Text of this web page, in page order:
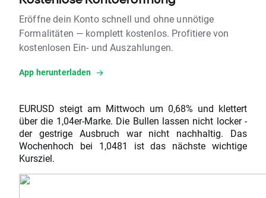
Eröffne dein Konto schnell und ohne unnötige
Formalitäten — komplett kostenlos. Profitiere von
kostenlosen Ein- und Auszahlungen.
App herunterladen
EURUSD steigt am Mittwoch um 0,68% und klettert
über die 1,04er-Marke. Die Bullen lassen nicht locker -
der gestrige Ausbruch war nicht nachhaltig. Das
Wochenhoch bei 1,0481 ist das nächste wichtige
Kursziel.